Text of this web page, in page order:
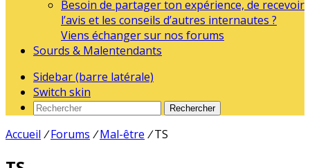
Besoin de partager ton expérience, de recevoir
l’avis et les conseils d’autres internautes ?
Viens échanger sur nos forums
Sourds & Malentendants
Sidebar (barre latérale)
Switch skin
Rechercher
Accueil / Forums / Mal-être / TS